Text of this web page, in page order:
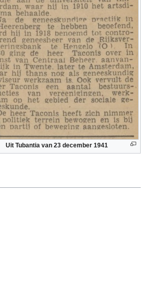
Uit Tubantia van 23 december 1941